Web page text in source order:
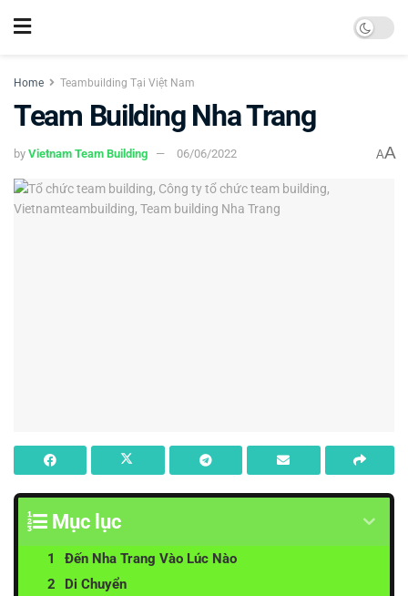
Home Teambuilding Tại Việt Nam
Team Building Nha Trang
by Vietnam Team Building 06/06/2022 AA
Mục lục
Đến Nha Trang Vào Lúc Nào
Di Chuyển